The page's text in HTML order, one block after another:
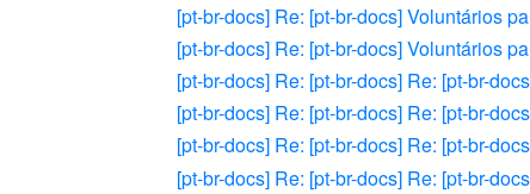
[pt-br-docs] Re: [pt-br-docs] Voluntários
[pt-br-docs] Re: [pt-br-docs] Voluntários
[pt-br-docs] Re: [pt-br-docs] Re: [pt-br-
[pt-br-docs] Re: [pt-br-docs] Re: [pt-br-
[pt-br-docs] Re: [pt-br-docs] Re: [pt-br-
[pt-br-docs] Re: [pt-br-docs] Re: [pt-br-